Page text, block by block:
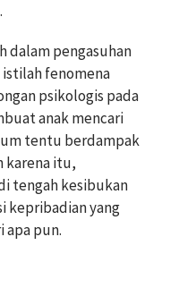
dalam pengasuhan
fenomena
psikologis pada
anak mencari
tentu berdampak
karena itu,
tengah kesibukan
kepribadian yang
apa pun.